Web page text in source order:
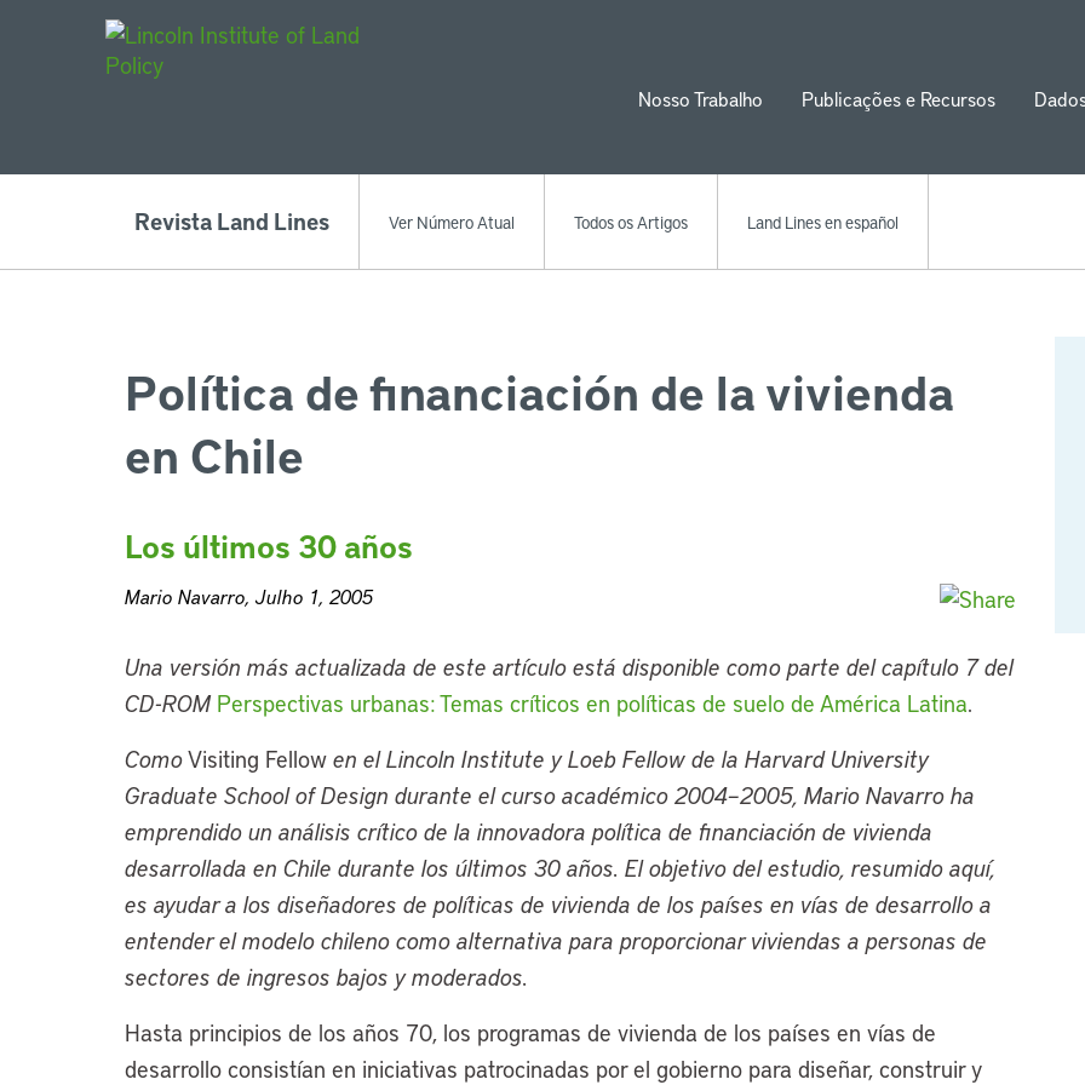
Nosso Trabalho Publicações e Recursos
Revista Land Lines Ver Número Atual Todos os Artigos Land Lines en español
Política de financiación de la vivienda
en Chile
Los últimos 30 años
Mario Navarro, Julho 1, 2005
Una versión más actualizada de este artículo está disponible como parte del capítulo 7 del
CD-ROM Perspectivas urbanas: Temas críticos en políticas de suelo de América Latina.
ComoVisiting Fellow en el Lincoln Institute y Loeb Fellow de la Harvard University
Graduate School of Design durante el curso académico 2004–2005, Mario Navarro ha
emprendido un análisis crítico de la innovadora política de financiación de vivienda
desarrollada en Chile durante los últimos 30 años. El objetivo del estudio, resumido aquí,
es ayudar a los diseñadores de políticas de vivienda de los países en vías de desarrollo a
entender el modelo chileno como alternativa para proporcionar viviendas a personas de
sectores de ingresos bajos y moderados.
Hasta principios de los años 70, los programas de vivienda de los países en vías de
desarrollo consistían en iniciativas patrocinadas por el gobierno para diseñar, construir y